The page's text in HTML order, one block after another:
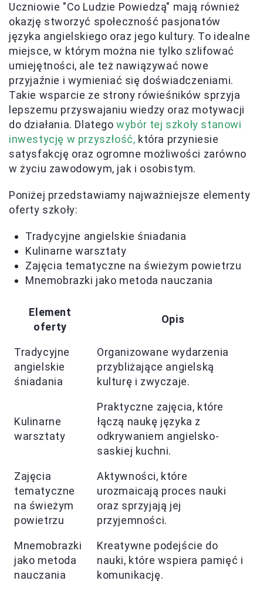
Uczniowie "Co Ludzie Powiedzą" mają również
okazję stworzyć społeczność pasjonatów
języka angielskiego oraz jego kultury. To idealne
miejsce, w którym można nie tylko szlifować
umiejętności, ale też nawiązywać nowe
przyjaźnie i wymieniać się doświadczeniami.
Takie wsparcie ze strony rówieśników sprzyja
lepszemu przyswajaniu wiedzy oraz motywacji
do działania. Dlategowybór tej szkoły stanowi
inwestycję w przyszłość, która przyniesie
satysfakcję oraz ogromne możliwości zarówno
w życiu zawodowym, jak i osobistym.
Poniżej przedstawiamy najważniejsze elementy
oferty szkoły:
Tradycyjne angielskie śniadania
Kulinarne warsztaty
Zajęcia tematyczne na świeżym powietrzu
Mnemobrazki jako metoda nauczania
Element
oferty
Opis
Tradycyjne
angielskie
śniadania
Organizowane wydarzenia
przybliżające angielską
kulturę i zwyczaje.
Kulinarne
warsztaty
Praktyczne zajęcia, które
łączą naukę języka z
odkrywaniem angielsko-
saskiej kuchni.
Zajęcia
tematyczne
na świeżym
powietrzu
Aktywności, które
urozmaicają proces nauki
oraz sprzyjają jej
przyjemności.
Mnemobrazki
jako metoda
nauczania
Kreatywne podejście do
nauki, które wspiera pamięć i
komunikację.